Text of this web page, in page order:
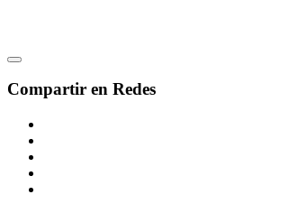
Compartir en Redes